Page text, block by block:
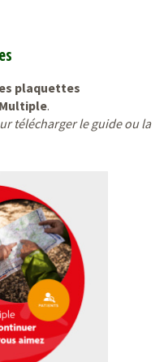
plaquettes
.
télécharger le guide ou la